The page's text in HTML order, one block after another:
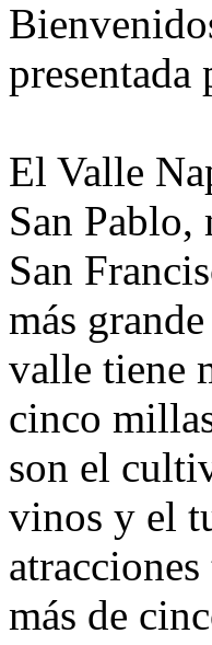
El Valle
San Pablo,
San
más
valle tiene
cinco
son el
vinos y el
más de